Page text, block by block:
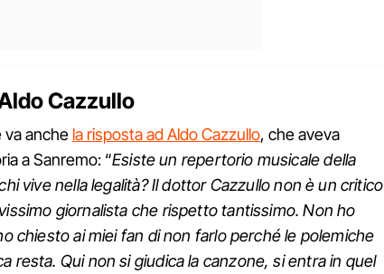
Cazzullo
va anche la risposta ad Aldo Cazzullo, che aveva
a Sanremo: “Esiste un repertorio musicale della
vive nella legalità? Il dottor Cazzullo non è un critico
giornalista che rispetto tantissimo. Non ho
chiesto ai miei fan di non farlo perché le polemiche
resta. Qui non si giudica la canzone, si entra in quel